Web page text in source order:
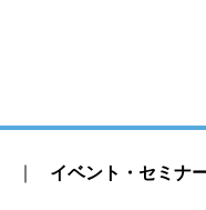
イベント・セミナ